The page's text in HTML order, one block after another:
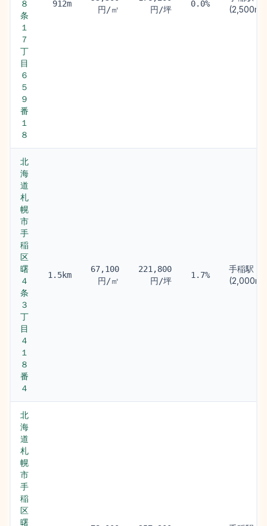
８
条
１
７
丁
目
６
５
９
番
１
８
912m
円/㎡
円/坪
0.0%
(2,500m)
北
海
道
札
幌
市
手
稲
区
曙
４
条
３
丁
目
４
１
８
番
４
1.5km
67,100
円/㎡
221,800
円/坪
1.7%
手稲駅
(2,000m)
北
海
道
札
幌
市
手
稲
区
曙